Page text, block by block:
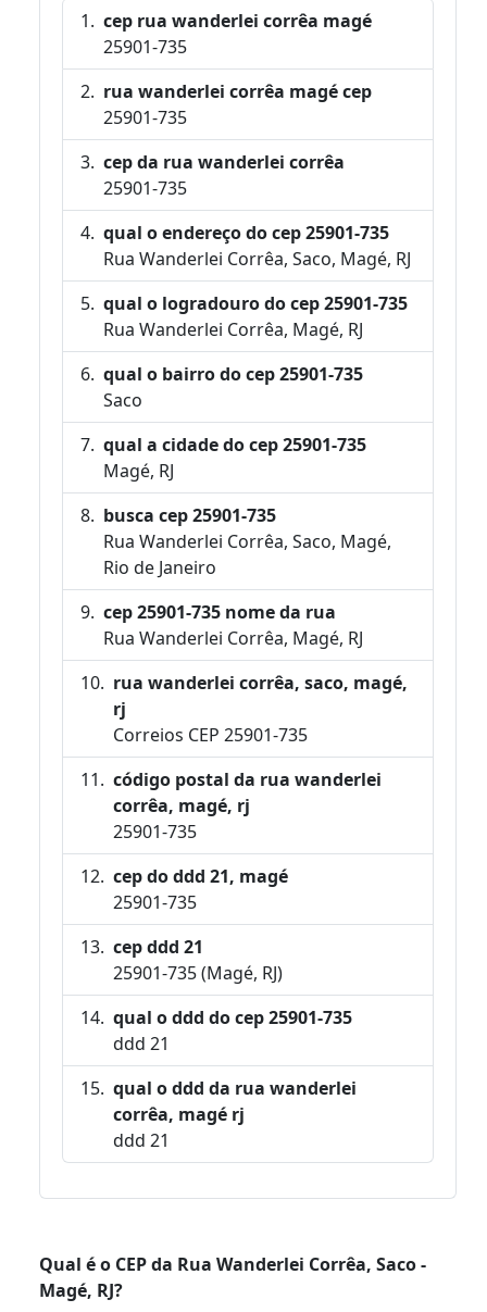
cep rua wanderlei corrêa magé
25901-735
rua wanderlei corrêa magé cep
25901-735
cep da rua wanderlei corrêa
25901-735
qual o endereço do cep 25901-735
Rua Wanderlei Corrêa, Saco, Magé, RJ
qual o logradouro do cep 25901-735
Rua Wanderlei Corrêa, Magé, RJ
qual o bairro do cep 25901-735
Saco
qual a cidade do cep 25901-735
Magé, RJ
busca cep 25901-735
Rua Wanderlei Corrêa, Saco, Magé,
Rio de Janeiro
cep 25901-735 nome da rua
Rua Wanderlei Corrêa, Magé, RJ
rua wanderlei corrêa, saco, magé,
rj
Correios CEP 25901-735
código postal da rua wanderlei
corrêa, magé, rj
25901-735
cep do ddd 21, magé
25901-735
cep ddd 21
25901-735 (Magé, RJ)
qual o ddd do cep 25901-735
ddd 21
qual o ddd da rua wanderlei
corrêa, magé rj
ddd 21
Qual é o CEP da Rua Wanderlei Corrêa, Saco -
Magé, RJ?